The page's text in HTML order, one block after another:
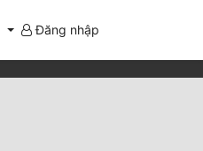
Đăng nhập